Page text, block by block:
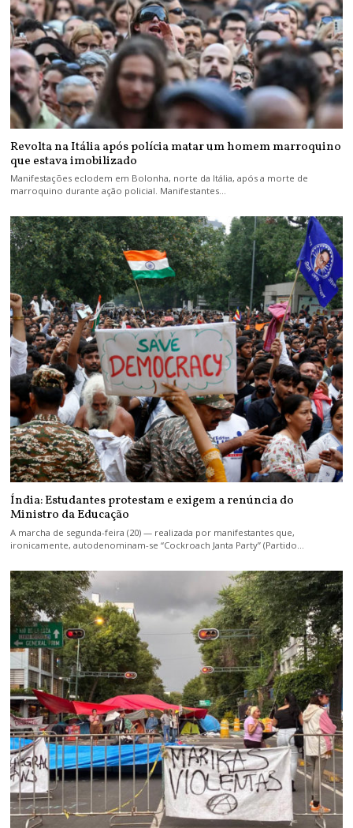
Revolta na Itália após polícia matar um homem marroquino
que estava imobilizado
Manifestações eclodem em Bolonha, norte da Itália, após a morte de
marroquino durante ação policial. Manifestantes…
Índia: Estudantes protestam e exigem a renúncia do
Ministro da Educação
A marcha de segunda-feira (20) — realizada por manifestantes que,
ironicamente, autodenominam-se “Cockroach Janta Party” (Partido…